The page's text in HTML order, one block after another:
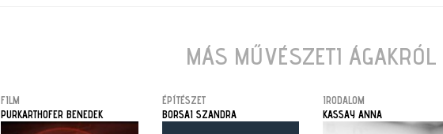
MÁS MŰVÉSZETI ÁGAKRÓL
FILM
PURKARTHOFER BENEDEK
ÉPÍTÉSZET
BORSAI SZANDRA
IRODALOM
KASSAY ANNA